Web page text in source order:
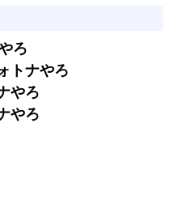
ろ
トナやろ
やろ
やろ